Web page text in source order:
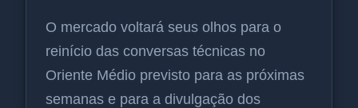
O mercado voltará seus olhos para o
reinício das conversas técnicas no
Oriente Médio previsto para as próximas
semanas e para a divulgação dos